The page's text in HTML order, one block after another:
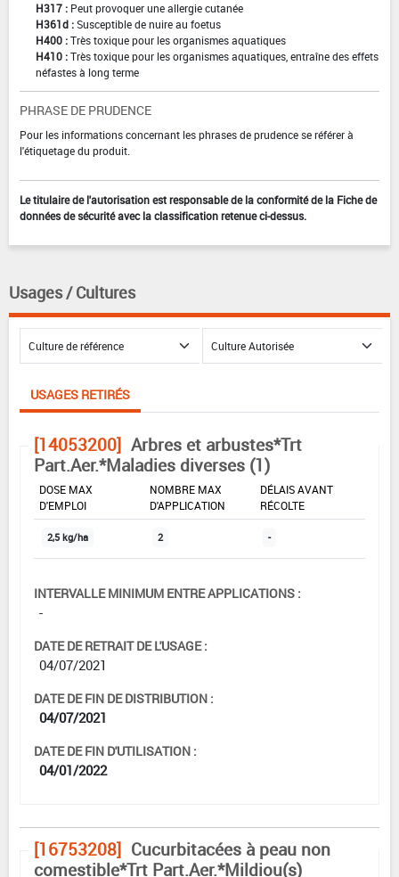
H317 : Peut provoquer une allergie cutanée
H361d :Susceptible de nuire au foetus
H400 :Très toxique pour les organismes aquatiques
H410 :Très toxique pour les organismes aquatiques, entraîne des effets
néfastes à long terme
PHRASE DE PRUDENCE
Pour les informations concernant les phrases de prudence se référer à
l'étiquetage du produit.
Le titulaire de l'autorisation est responsable de la conformité de la Fiche de
données de sécurité avec la classification retenue ci-dessus.
Usages / Cultures
USAGES RETIRÉS
[14053200] Arbres et arbustes*Trt
Part.Aer.*Maladies diverses (1)
DOSE MAX
D'EMPLOI
NOMBRE MAX
D'APPLICATION
DÉLAIS AVANT
RÉCOLTE
2,5 kg/ha 2 -
INTERVALLE MINIMUM ENTRE APPLICATIONS :
-
DATE DE RETRAIT DE L'USAGE :
04/07/2021
DATE DE FIN DE DISTRIBUTION :
04/07/2021
DATE DE FIN D'UTILISATION :
04/01/2022
[16753208] Cucurbitacées à peau non
comestible*Trt Part.Aer.*Mildiou(s)